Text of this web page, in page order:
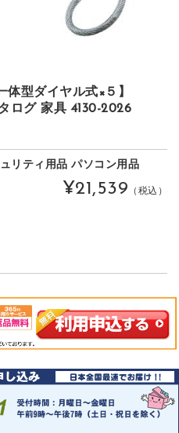
型ダイヤル式×５】
ログ 家具 4130-2026
リティ用品 パソコン用品
¥21,539 （税込）